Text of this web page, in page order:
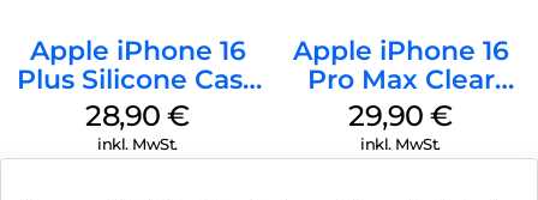
Apple iPhone 16
Plus Silicone Case
MagSafe Black
28,90€
inkl. MwSt.
Apple iPhone 16
Pro Max Clear
Case MagSafe
Transparent
29,90€
inkl. MwSt.